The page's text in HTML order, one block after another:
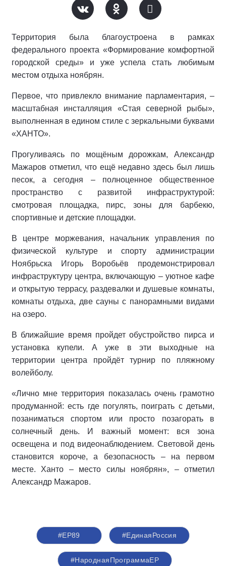
Территория была благоустроена в рамках
федерального проекта «Формирование комфортной
городской среды» и уже успела стать любимым
местом отдыха ноябрян.
Первое, что привлекло внимание парламентария, –
масштабная инсталляция «Стая северной рыбы»,
выполненная в едином стиле с зеркальными буквами
«ХАНТО».
Прогуливаясь по мощёным дорожкам, Александр
Мажаров отметил, что ещё недавно здесь был лишь
песок, а сегодня – полноценное общественное
пространство с развитой инфраструктурой:
смотровая площадка, пирс, зоны для барбекю,
спортивные и детские площадки.
В центре моржевания, начальник управления по
физической культуре и спорту администрации
Ноябрьска Игорь Воробьёв продемонстрировал
инфраструктуру центра, включающую – уютное кафе
и открытую террасу, раздевалки и душевые комнаты,
комнаты отдыха, две сауны с панорамными видами
на озеро.
В ближайшие время пройдет обустройство пирса и
установка купели. А уже в эти выходные на
территории центра пройдёт турнир по пляжному
волейболу.
«Лично мне территория показалась очень грамотно
продуманной: есть где погулять, поиграть с детьми,
позаниматься спортом или просто позагорать в
солнечный день. И важный момент: вся зона
освещена и под видеонаблюдением. Световой день
становится короче, а безопасность – на первом
месте. Ханто – место силы ноябрян», – отметил
Александр Мажаров.
#ЕР89 #‎ЕдинаяРоссия
#НароднаяПрограммаЕР